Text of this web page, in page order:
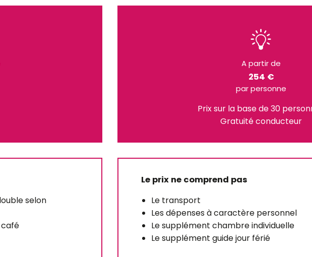
A partir de
254 €
par personne
Prix sur la base de 30
Gratuité conducteur
selon
café
Le prix ne comprend pas
Le transport
Les dépenses à caractère personnel
Le supplément chambre individuelle
Le supplément guide jour férié